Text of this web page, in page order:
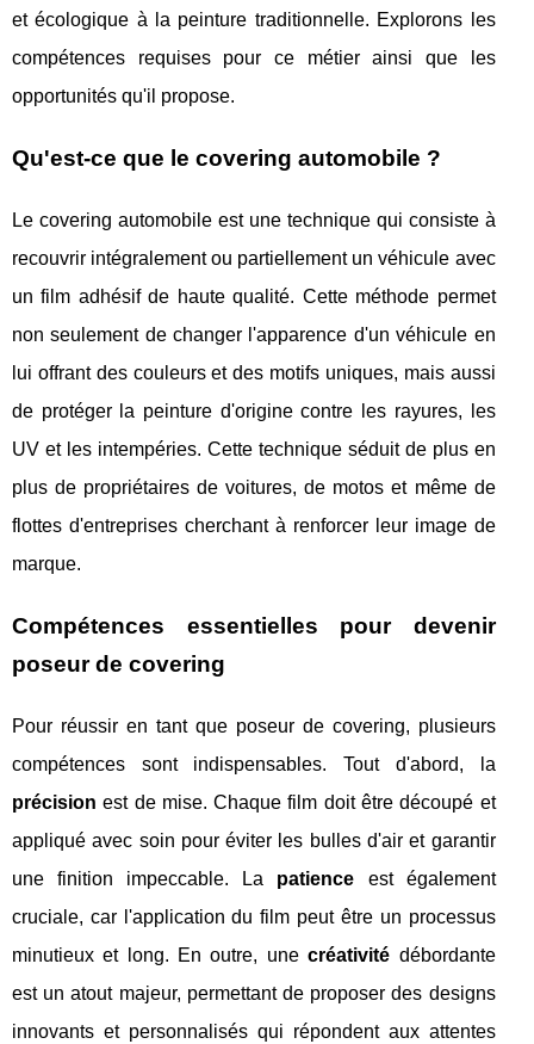
et écologique à la peinture traditionnelle. Explorons les
compétences requises pour ce métier ainsi que les
opportunités qu'il propose.
Qu'est-ce que le covering automobile ?
Le covering automobile est une technique qui consiste à
recouvrir intégralement ou partiellement un véhicule avec
un film adhésif de haute qualité. Cette méthode permet
non seulement de changer l'apparence d'un véhicule en
lui offrant des couleurs et des motifs uniques, mais aussi
de protéger la peinture d'origine contre les rayures, les
UV et les intempéries. Cette technique séduit de plus en
plus de propriétaires de voitures, de motos et même de
flottes d'entreprises cherchant à renforcer leur image de
marque.
Compétences essentielles pour devenir
poseur de covering
Pour réussir en tant que poseur de covering, plusieurs
compétences sont indispensables. Tout d'abord, la
précision est de mise. Chaque film doit être découpé et
appliqué avec soin pour éviter les bulles d'air et garantir
une finition impeccable. La patience est également
cruciale, car l'application du film peut être un processus
minutieux et long. En outre, unecréativité débordante
est un atout majeur, permettant de proposer des designs
innovants et personnalisés qui répondent aux attentes